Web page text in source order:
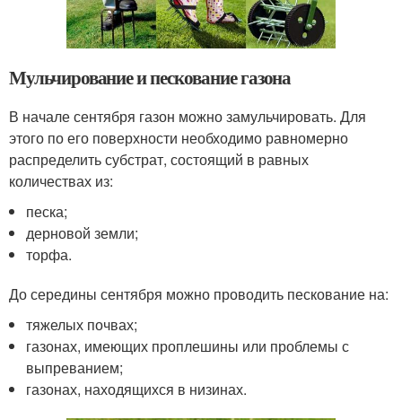
Мульчирование и пескование газона
В начале сентября газон можно замульчировать. Для
этого по его поверхности необходимо равномерно
распределить субстрат, состоящий в равных
количествах из:
песка;
дерновой земли;
торфа.
До середины сентября можно проводить пескование на:
тяжелых почвах;
газонах, имеющих проплешины или проблемы с
выпреванием;
газонах, находящихся в низинах.